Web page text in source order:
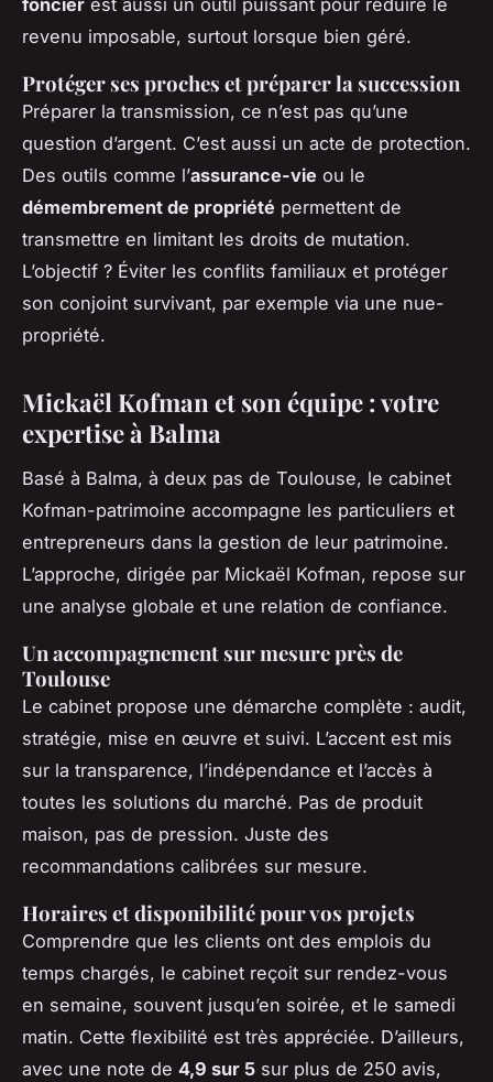
foncier est aussi un outil puissant pour réduire le
revenu imposable, surtout lorsque bien géré.
Protéger ses proches et préparer la succession
Préparer la transmission, ce n’est pas qu’une
question d’argent. C’est aussi un acte de protection.
Des outils comme l’assurance-vie ou le
démembrement de propriété permettent de
transmettre en limitant les droits de mutation.
L’objectif ? Éviter les conflits familiaux et protéger
son conjoint survivant, par exemple via une nue-
propriété.
Mickaël Kofman et son équipe : votre
expertise à Balma
Basé à Balma, à deux pas de Toulouse, le cabinet
Kofman-patrimoine accompagne les particuliers et
entrepreneurs dans la gestion de leur patrimoine.
L’approche, dirigée par Mickaël Kofman, repose sur
une analyse globale et une relation de confiance.
Un accompagnement sur mesure près de
Toulouse
Le cabinet propose une démarche complète : audit,
stratégie, mise en œuvre et suivi. L’accent est mis
sur la transparence, l’indépendance et l’accès à
toutes les solutions du marché. Pas de produit
maison, pas de pression. Juste des
recommandations calibrées sur mesure.
Horaires et disponibilité pour vos projets
Comprendre que les clients ont des emplois du
temps chargés, le cabinet reçoit sur rendez-vous
en semaine, souvent jusqu’en soirée, et le samedi
matin. Cette flexibilité est très appréciée. D’ailleurs,
avec une note de 4,9 sur 5 sur plus de 250 avis,